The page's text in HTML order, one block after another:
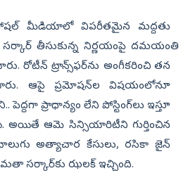
మీడియాలో విపరీతమైన మద్దతు
తీసుకున్న నిర్ణయంపై దమయంతి
రోటీన్‌ ట్రాన్స్‌ఫర్‌ను అంగీకరించి తన
ఆపై ప్రమోషన్‌ల విషయంలోనూ
ప్రాధాన్యం లేని పోస్టింగ్‌లు ఇస్తూ
అయితే ఆమె సిన్సియారిటీని గుర్తించిన
అత్యాచార కేసులు, రసికా జైన్‌
సర్కార్‌కు ఝలక్‌ ఇచ్చింది.